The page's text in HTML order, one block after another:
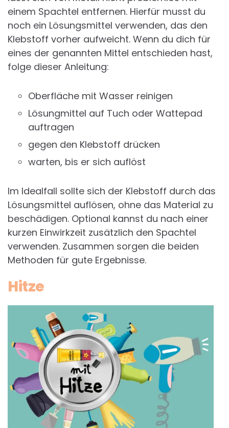
einem Spachtel entfernen. Hierfür musst du
noch ein Lösungsmittel verwenden, das den
Klebstoff vorher aufweicht. Wenn du dich für
eines der genannten Mittel entschieden hast,
folge dieser Anleitung:
Oberfläche mit Wasser reinigen
Lösungmittel auf Tuch oder Wattepad
auftragen
gegen den Klebstoff drücken
warten, bis er sich auflöst
Im Idealfall sollte sich der Klebstoff durch das
Lösungsmittel auflösen, ohne das Material zu
beschädigen. Optional kannst du nach einer
kurzen Einwirkzeit zusätzlich den Spachtel
verwenden. Zusammen sorgen die beiden
Methoden für gute Ergebnisse.
Hitze